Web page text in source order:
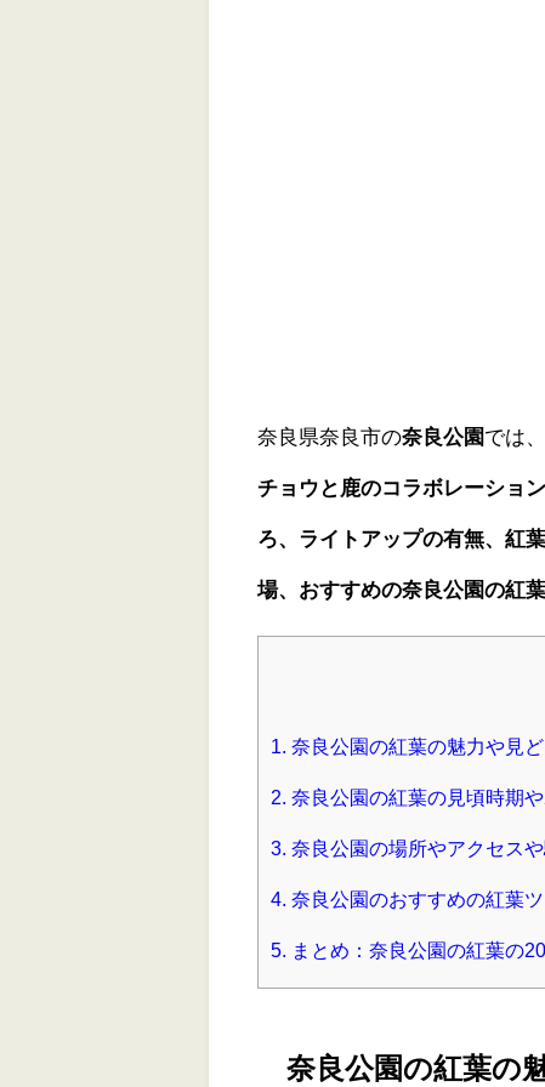
奈良県奈良市の奈良公園では
チョウと鹿のコラボレーショ
ろ、ライトアップの有無、紅
場、おすすめの奈良公園の紅
1. 奈良公園の紅葉の魅力や見
2. 奈良公園の紅葉の見頃時期
3. 奈良公園の場所やアクセス
4. 奈良公園のおすすめの紅葉ツ
5. まとめ：奈良公園の紅葉の
奈良公園の紅葉の